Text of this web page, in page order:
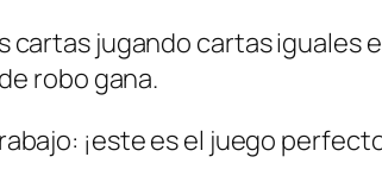
jugando cartas iguales
robo gana.
¡este es el juego